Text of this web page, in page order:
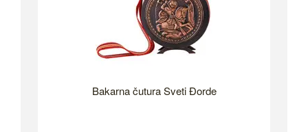
Bakarna čutura Sveti Đorde